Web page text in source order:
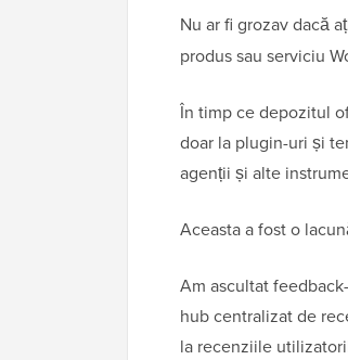
Nu ar fi grozav dacă
produs sau serviciu
În timp ce depozitul
doar la plugin-uri și
agenții și alte
Aceasta a fost o
Am ascultat
hub centralizat de
la recenziile